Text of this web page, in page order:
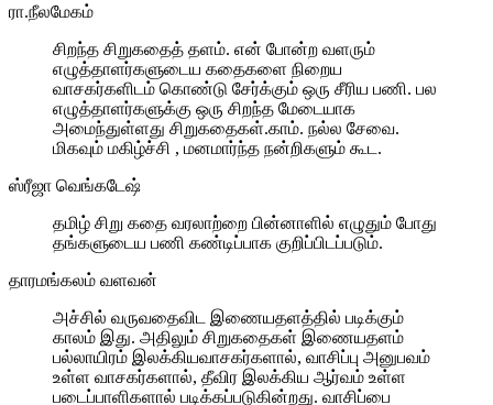
ரா.நீலமேகம்
சிறந்த சிறுகதைத் தளம். என் போன்ற வளரும்
எழுத்தாளர்களுடைய கதைகளை நிறைய
வாசகர்களிடம் கொண்டு சேர்க்கும் ஒரு சீரிய பணி. பல
எழுத்தாளர்களுக்கு ஒரு சிறந்த மேடையாக
அமைந்துள்ளது சிறுகதைகள்.காம். நல்ல சேவை.
மிகவும் மகிழ்ச்சி , மனமார்ந்த நன்றிகளும் கூட.
ஸ்ரீஜா வெங்கடேஷ்
தமிழ் சிறு கதை வரலாற்றை பின்னாளில் எழுதும் போது
தங்களுடைய பணி கண்டிப்பாக குறிப்பிடப்படும்.
தாரமங்கலம் வளவன்
அச்சில் வருவதைவிட இணையதளத்தில் படிக்கும்
காலம் இது. அதிலும் சிறுகதைகள் இணையதளம்
பல்லாயிரம் இலக்கியவாசகர்களால், வாசிப்பு அனுபவம்
உள்ள வாசகர்களால், தீவிர இலக்கிய ஆர்வம் உள்ள
படைப்பாளிகளால் படிக்கப்படுகின்றது. வாசிப்பை